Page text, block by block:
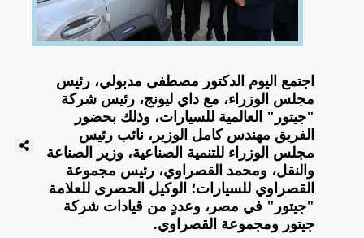
اجتمع اليوم الدكتور مصطفى مدبولي، رئيس
مجلس الوزراء، مع داي ليونج، رئيس شركة
"جيتور" العالمية للسيارات، وذلك بحضور
الفريق مهندس كامل الوزير، نائب رئيس
مجلس الوزراء للتنمية الصناعية، وزير الصناعة
والنقل، ومحمد القصراوي، رئيس مجموعة
القصراوي للسيارات؛ الوكيل الحصرى للعلامة
"جيتور" في مصر، وعددٍ من قيادات شركة
جيتور ومجموعة القصراوي.